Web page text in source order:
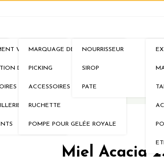
VARROA
DE LA RUCHE
ELEVAGE
MARQUAGE DE REINE
PICKING
ACCESSOIRES
RUCHETTE
POMPE POUR GELÉE ROYALE
NOURRISSEMENTS
NOURRISSEUR
SIROP
PATE
Miel Acacia